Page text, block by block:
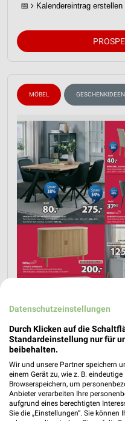
📅 Kalendereintrag erstellen
MÖBEL
Datenschutzeinstellungen
Durch Klicken auf die
Standardeinstellung nur für
beibehalten.
Wir und unsere Partner speichern
einem Gerät zu, wie z. B.
Browserspeichern, um
Anbieter verarbeiten Ihre
aufgrund eines berechtigten
Sie die „Einstellungen“. Sie